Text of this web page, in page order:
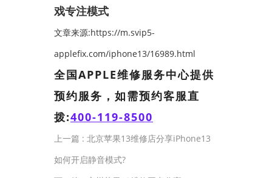
戏专注模式
文章来源:https://m.svip5-
applefix.com/iphone13/16989.html
全国APPLE维修服务中心提供
预约服务，如需预约客服直
拨:400-119-8500
上一篇 : 北京苹果13维修店分享iPhone13
如何开启静音模式?